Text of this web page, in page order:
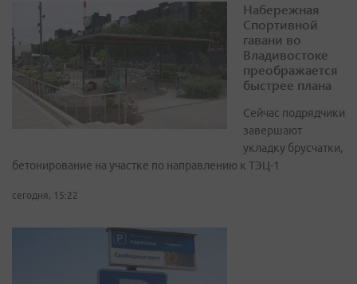
Набережная
Спортивной
гавани во
Владивостоке
преображается
быстрее плана
Сейчас подрядчики
завершают
укладку брусчатки,
бетонирование на участке по направлению к ТЭЦ-1
сегодня, 15:22